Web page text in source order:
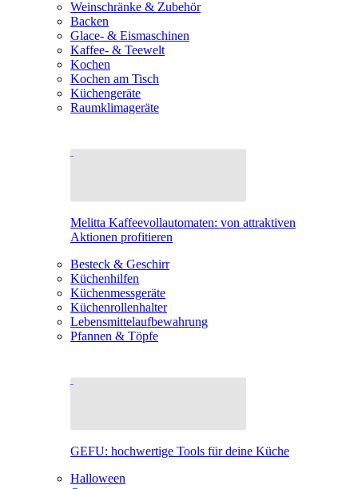
Weinschränke & Zubehör
Backen
Glace- & Eismaschinen
Kaffee- & Teewelt
Kochen
Kochen am Tisch
Küchengeräte
Raumklimageräte
Melitta Kaffeevollautomaten: von attraktiven
Aktionen profitieren
Besteck & Geschirr
Küchenhilfen
Küchenmessgeräte
Küchenrollenhalter
Lebensmittelaufbewahrung
Pfannen & Töpfe
GEFU: hochwertige Tools für deine Küche
Halloween